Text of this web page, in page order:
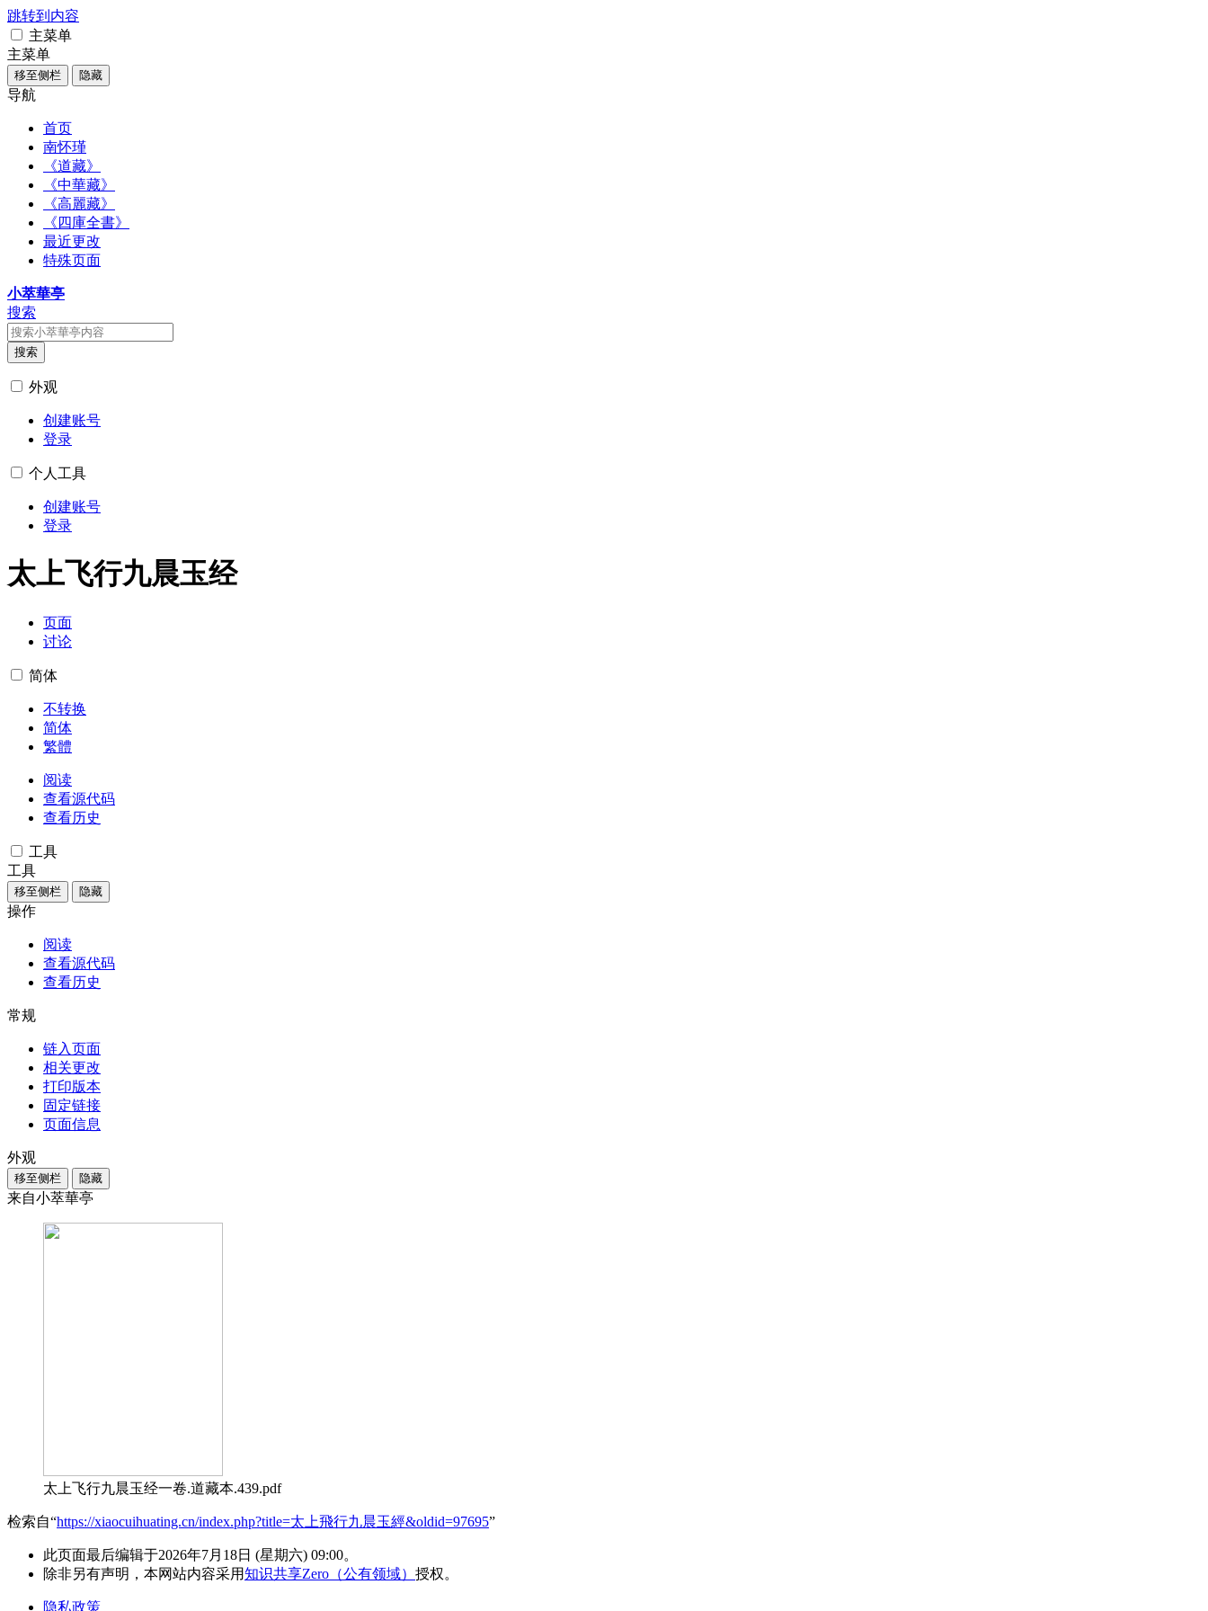
跳转到内容
主菜单
主菜单
移至侧栏 隐藏
导航
首页
南怀瑾
《道藏》
《中華藏》
《高麗藏》
《四庫全書》
最近更改
特殊页面
小萃華亭
搜索
搜索
外观
创建账号
登录
个人工具
创建账号
登录
太上飞行九晨玉经
页面
讨论
简体
不转换
简体
繁體
阅读
查看源代码
查看历史
工具
工具
移至侧栏 隐藏
操作
阅读
查看源代码
查看历史
常规
链入页面
相关更改
打印版本
固定链接
页面信息
外观
移至侧栏 隐藏
来自小萃華亭
太上飞行九晨玉经一卷.道藏本.439.pdf
检索自“https://xiaocuihuating.cn/index.php?title=太上飛行九晨玉經&oldid=97695”
此页面最后编辑于2026年7月18日 (星期六) 09:00。
除非另有声明，本网站内容采用知识共享Zero（公有领域） 授权。
隐私政策